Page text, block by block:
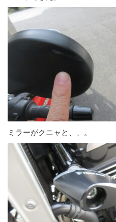
ミラーがクニャと、、。